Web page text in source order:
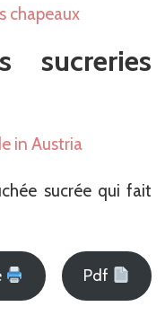
chapeaux
sucreries
in Austria
sucrée qui fait
Pdf